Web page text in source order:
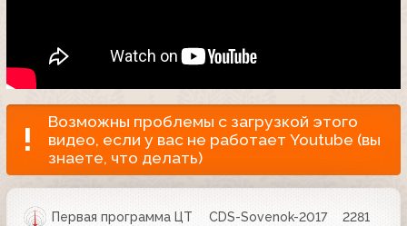
Возможны проблемы с загрузкой этого
видео, если у вас не работает Youtube (вы
знаете, что делать)
Первая программа ЦТ CDS-Sovenok-2017
2281